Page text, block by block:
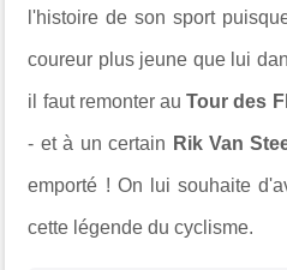
l'histoire de son sport
coureur plus jeune que lui
il faut remonter auTour des
- et à un certain Rik Van
emporté ! On lui souhaite
cette légende du cyclisme.